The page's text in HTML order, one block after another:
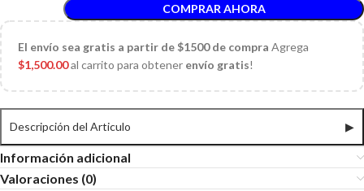
COMPRAR AHORA
El envío sea gratis a partir de $1500 de compra Agrega
$1,500.00al carrito para obtener envío gratis!
Descripción del Articulo ▶
Información adicional
Valoraciones (0)